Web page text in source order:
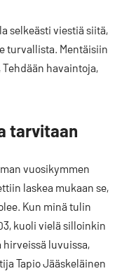
selkeästi viestiä siitä,
turvallista. Mentäisiin
havaintoja,
tarvitaan
vuosikymmen
laskea mukaan se,
Kun minä tulin
kuoli vielä silloinkin
hirveissä luvuissa,
Tapio Jääskeläinen